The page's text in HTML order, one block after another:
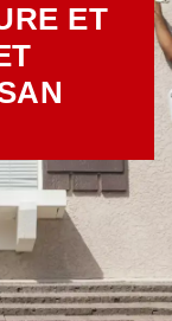
ET